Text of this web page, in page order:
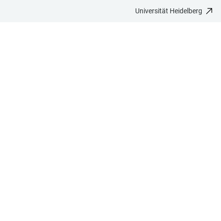
Universität Heidelberg